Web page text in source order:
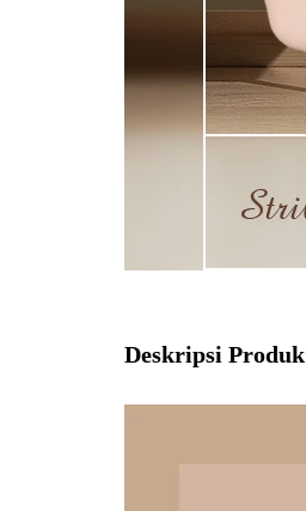
Deskripsi Produk